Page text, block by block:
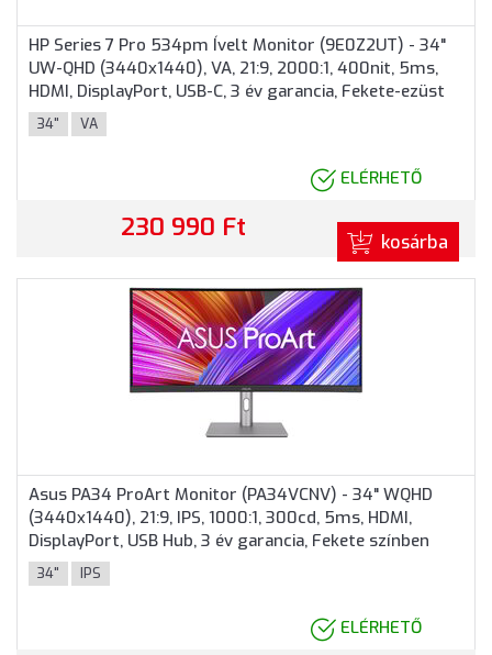
HP Series 7 Pro 534pm Ívelt Monitor (9E0Z2UT) - 34"
UW-QHD (3440x1440), VA, 21:9, 2000:1, 400nit, 5ms,
HDMI, DisplayPort, USB-C, 3 év garancia, Fekete-ezüst
színben
34" VA
ELÉRHETŐ
230 990 Ft kosárba
Asus PA34 ProArt Monitor (PA34VCNV) - 34" WQHD
(3440x1440), 21:9, IPS, 1000:1, 300cd, 5ms, HDMI,
DisplayPort, USB Hub, 3 év garancia, Fekete színben
34" IPS
ELÉRHETŐ